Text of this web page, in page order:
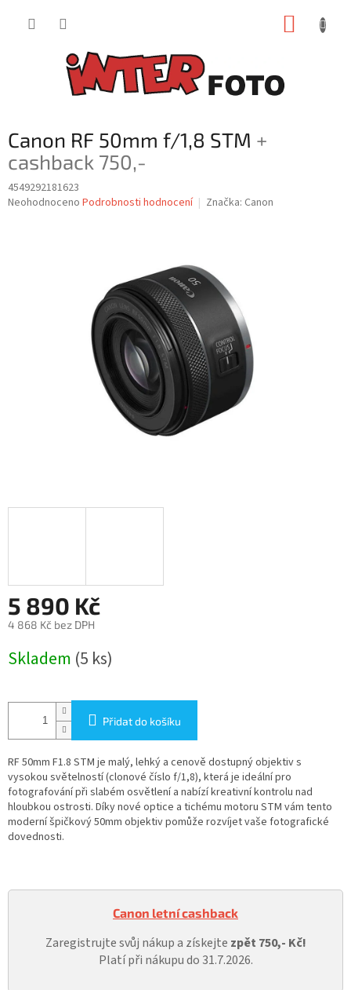
Canon RF 50mm f/1,8 STM +
cashback 750,-
4549292181623
Průměrné
Neohodnoceno Podrobnosti hodnocení Značka: Canon
5 890 Kč
4 868 Kč bez DPH
cena:
Skladem (5 ks)
Přidat do košíku
RF 50mm F1.8 STM je malý, lehký a cenově dostupný objektiv s
vysokou světelností (clonové číslo f/1,8), která je ideální pro
fotografování při slabém osvětlení a nabízí kreativní kontrolu nad
hloubkou ostrosti. Díky nové optice a tichému motoru STM vám tento
moderní špičkový 50mm objektiv pomůže rozvíjet vaše fotografické
dovednosti.
Canon letní cashback
Zaregistrujte svůj nákup a získejte zpět 750,- Kč!
Platí při nákupu do 31.7.2026.